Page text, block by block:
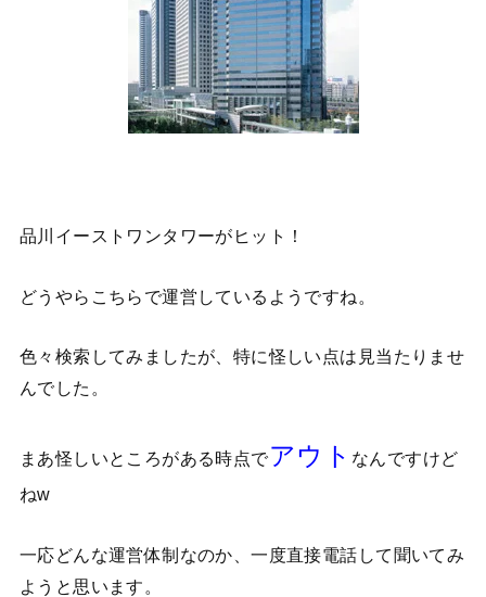
品川イーストワンタワーがヒット！
どうやらこちらで運営しているようですね。
色々検索してみましたが、特に怪しい点は見当たりませ
んでした。
まあ怪しいところがある時点でアウト なんですけど
ねw
一応どんな運営体制なのか、一度直接電話して聞いてみ
ようと思います。